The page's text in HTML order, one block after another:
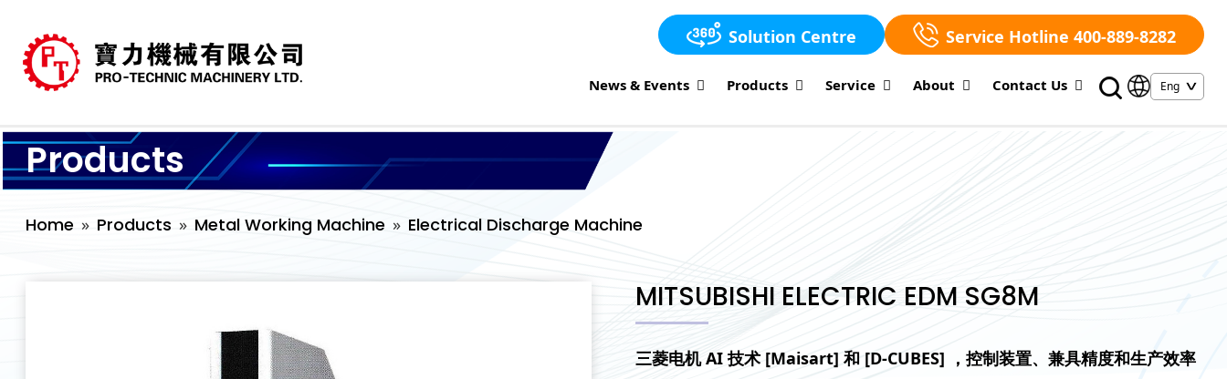
Solution Centre Service Hotline 400-889-8282
News & Events Products Service About Contact Us
Products
Home Products Metal Working Machine Electrical Discharge Machine
MITSUBISHI ELECTRIC EDM SG8M
三菱电机 AI 技术 [Maisart] 和 [D-CUBES] ， 控制装置、兼具精度和生产效率